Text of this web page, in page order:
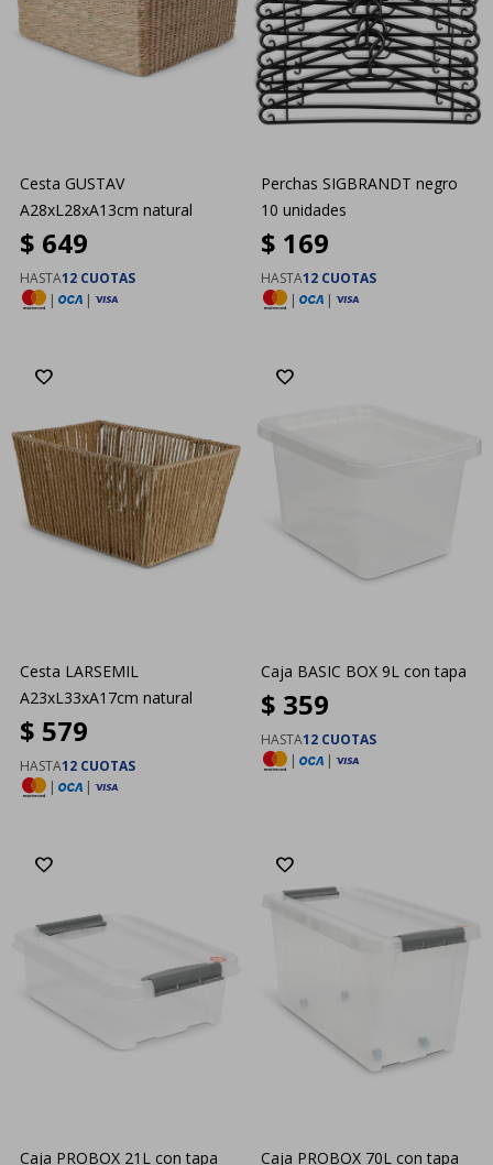
Cesta GUSTAV
A28xL28xA13cm natural
$ 649
HASTA12 CUOTAS
|
|
Perchas SIGBRANDT negro
10 unidades
$ 169
HASTA12 CUOTAS
|
|
Cesta LARSEMIL
A23xL33xA17cm natural
$ 579
HASTA12 CUOTAS
|
|
Caja BASIC BOX 9L con tapa
$ 359
HASTA12 CUOTAS
|
|
Caja PROBOX 21L con tapa Caja PROBOX 70L con tapa